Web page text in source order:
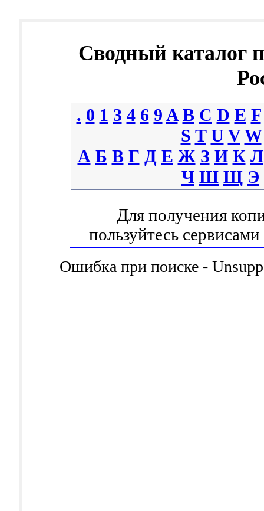
Сводный каталог
. 0 1 3 4 6 9 A B C D E F
S T U V W
А Б В Г Д Е Ж З И К Л
Ч Ш Щ Э
Для получения
пользуйтесь сервисами
Ошибка при поиске -